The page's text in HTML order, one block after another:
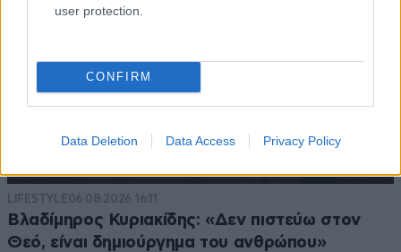
user protection.
CONFIRM
Data Deletion Data Access Privacy Policy
LIFESTYLE06·08·2026 16:11
Βλαδίμηρος Κυριακίδης: «Δεν πιστεύω στον
Θεό, είναι δημιούργημα του ανθρώπου»